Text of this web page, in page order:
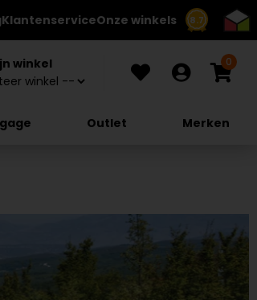
8.7
KlantenserviceOnze winkels
winkel 0
Outlet Merken